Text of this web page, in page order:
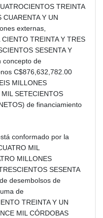
TREINTA
Y UN
externas,
TREINTA Y TRES
SESENTA Y
concepto de
C$876,632,782.00
MILLONES
SETECIENTOS
de financiamiento
conformado por la
MIL
MILLONES
SESENTA
desembolsos de
de
TREINTA Y UN
MIL CÓRDOBAS